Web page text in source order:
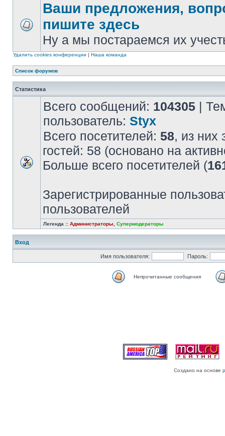
Ваши предложения,
пишите здесь
Ну а мы постараемся их
Удалить cookies конференции | Наша команда
Список форумов
Статистика
Всего сообщений: 104305 |
пользователь: Styx
Всего посетителей: 58, из них
гостей: 58 (основано на
Больше всего посетителей (
Зарегистрированные
пользователей
Легенда :: Администраторы Супермодераторы
Вход
Имя пользователя: Пароль:
Непрочитанные сообщения
Создано на основе